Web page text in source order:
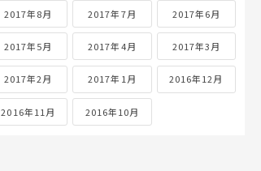
2017年8月 2017年7月 2017年6月
2017年5月 2017年4月 2017年3月
2017年2月 2017年1月 2016年12月
2016年11月 2016年10月